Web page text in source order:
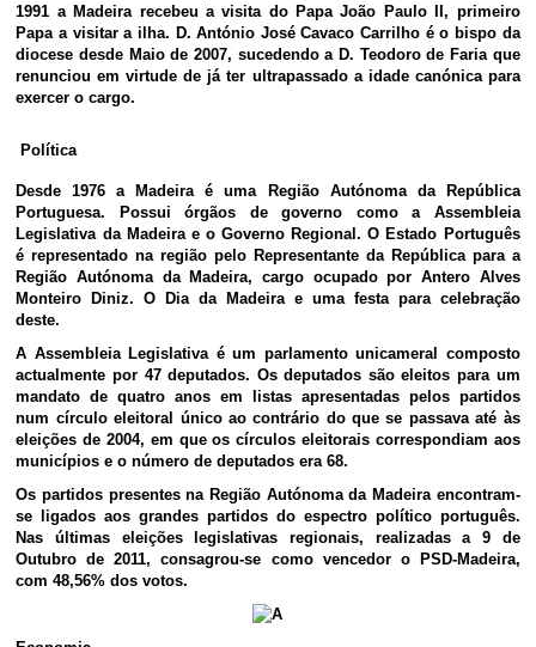
1991 a Madeira recebeu a visita do Papa João Paulo II, primeiro
Papa a visitar a ilha. D. António José Cavaco Carrilho é o bispo da
diocese desde Maio de 2007, sucedendo a D. Teodoro de Faria que
renunciou em virtude de já ter ultrapassado a idade canónica para
exercer o cargo.
Política
Desde 1976 a Madeira é uma Região Autónoma da República
Portuguesa. Possui órgãos de governo como a Assembleia
Legislativa da Madeira e o Governo Regional. O Estado Português
é representado na região pelo Representante da República para a
Região Autónoma da Madeira, cargo ocupado por Antero Alves
Monteiro Diniz. O Dia da Madeira e uma festa para celebração
deste.
A Assembleia Legislativa é um parlamento unicameral composto
actualmente por 47 deputados. Os deputados são eleitos para um
mandato de quatro anos em listas apresentadas pelos partidos
num círculo eleitoral único ao contrário do que se passava até às
eleições de 2004, em que os círculos eleitorais correspondiam aos
municípios e o número de deputados era 68.
Os partidos presentes na Região Autónoma da Madeira encontram-
se ligados aos grandes partidos do espectro político português.
Nas últimas eleições legislativas regionais, realizadas a 9 de
Outubro de 2011, consagrou-se como vencedor o PSD-Madeira,
com 48,56% dos votos.